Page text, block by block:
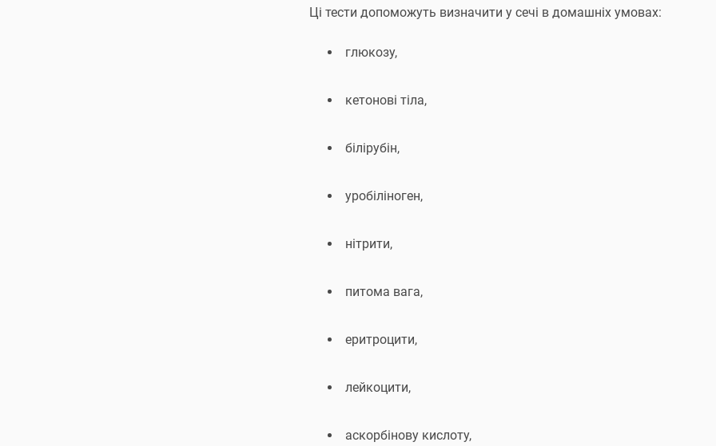
Ці тести допоможуть визначити у сечі в домашніх умовах:
глюкозу,
кетонові тіла,
білірубін,
уробіліноген,
нітрити,
питома вага,
еритроцити,
лейкоцити,
аскорбінову кислоту,